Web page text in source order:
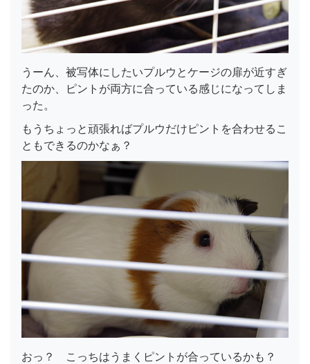
うーん、被写体にしたいプルウとケージの扉が近すぎ
たのか、ピントが両方に合っている感じになってしま
った。
もうちょっと頑張ればプルウだけピントを合わせるこ
ともできるのかなぁ？
おっ？ こっちはうまくピントが合っているかも？